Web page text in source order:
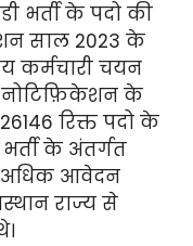
भर्ती के पदो की
साल 2023 के
कर्मचारी चयन
नोटिफ़िकेशन के
रिक्त पदो के
के अंतर्गत
अधिक आवेदन
राज्य से